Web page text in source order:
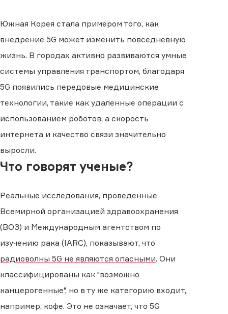
Южная Корея стала примером того, как
внедрение 5G может изменить повседневную
жизнь. В городах активно развиваются умные
системы управления транспортом, благодаря
5G появились передовые медицинские
технологии, такие как удаленные операции с
использованием роботов, а скорость
интернета и качество связи значительно
выросли.
Что говорят ученые?
Реальные исследования, проведенные
Всемирной организацией здравоохранения
(ВОЗ) и Международным агентством по
изучению рака (IARC), показывают, что
радиоволны 5G не являются опасными. Они
классифицированы как "возможно
канцерогенные", но в ту же категорию входит,
например, кофе. Это не означает, что 5G